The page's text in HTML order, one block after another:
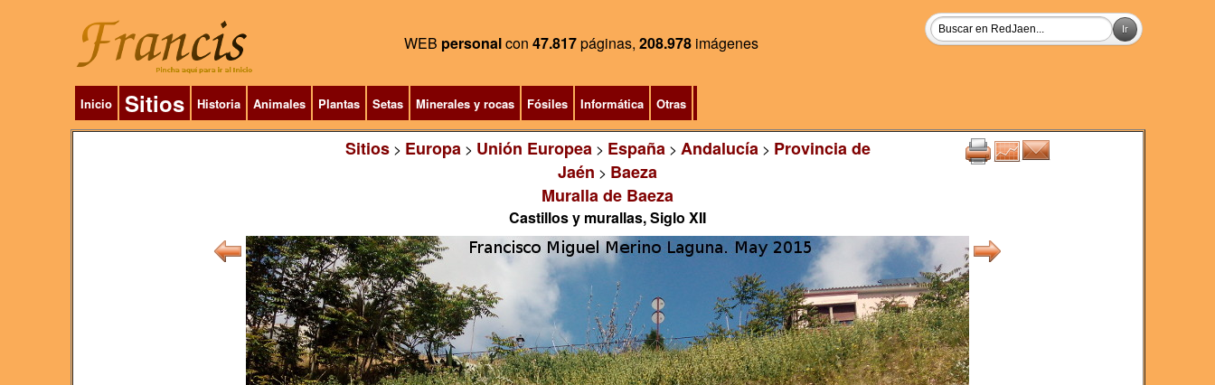
WEB personalcon 47.817páginas, 208.978 imágenes
Inicio Sitios Historia Animales Plantas Setas Minerales y rocas Fósiles Informática Otras
Sitios> Europa> Unión Europea> España> Andalucía> Provincia de
Jaén > Baeza
Muralla de Baeza
Castillos y murallas, Siglo XII